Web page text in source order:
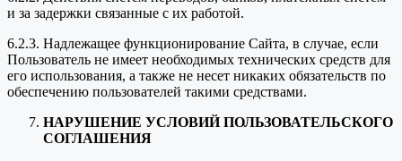
и за задержки связанные с их работой.
6.2.3. Надлежащее функционирование Сайта, в случае, если
Пользователь не имеет необходимых технических средств для
его использования, а также не несет никаких обязательств по
обеспечению пользователей такими средствами.
НАРУШЕНИЕ УСЛОВИЙ ПОЛЬЗОВАТЕЛЬСКОГО
СОГЛАШЕНИЯ